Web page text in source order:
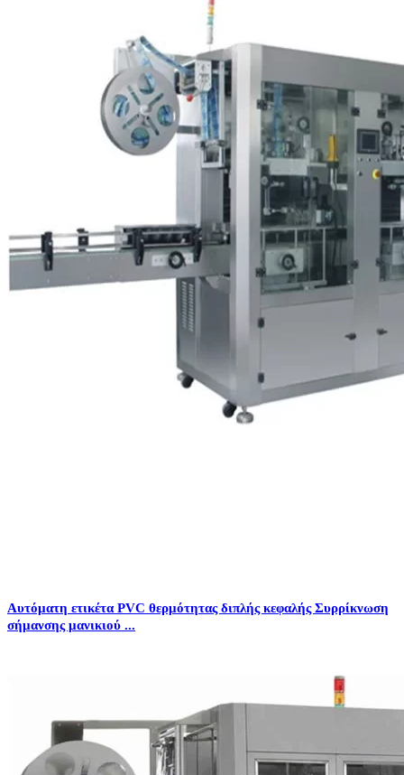
Αυτόματη ετικέτα PVC θερμότητας διπλής κεφαλής Συρρίκνωση
σήμανσης μανικιού ...